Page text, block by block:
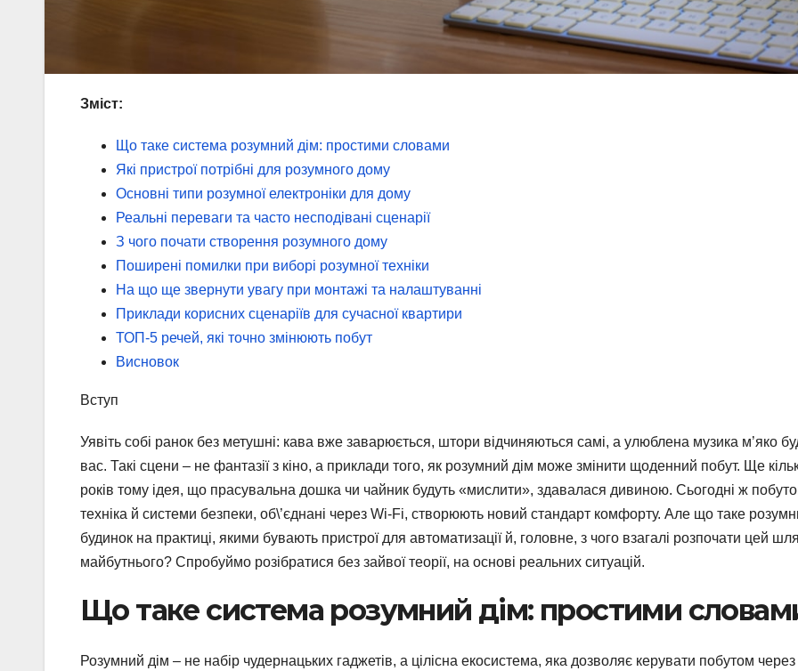
Зміст:
Що таке система розумний дім: простими словами
Які пристрої потрібні для розумного дому
Основні типи розумної електроніки для дому
Реальні переваги та часто несподівані сценарії
З чого почати створення розумного дому
Поширені помилки при виборі розумної техніки
На що ще звернути увагу при монтажі та налаштуванні
Приклади корисних сценаріїв для сучасної квартири
ТОП-5 речей, які точно змінюють побут
Висновок
Вступ
Уявіть собі ранок без метушні: кава вже заварюється, штори відчиняються самі, а улюблена музика м’яко
вас. Такі сцени – не фантазії з кіно, а приклади того, як розумний дім може змінити щоденний побут. Ще
років тому ідея, що прасувальна дошка чи чайник будуть «мислити», здавалася дивиною. Сьогодні ж
техніка й системи безпеки, об\’єднані через Wi-Fi, створюють новий стандарт комфорту. Але що таке
будинок на практиці, якими бувають пристрої для автоматизації й, головне, з чого взагалі розпочати цей
майбутнього? Спробуймо розібратися без зайвої теорії, на основі реальних ситуацій.
Що таке система розумний дім: простими
Розумний дім – не набір чудернацьких гаджетів, а цілісна екосистема, яка дозволяє керувати побутом через